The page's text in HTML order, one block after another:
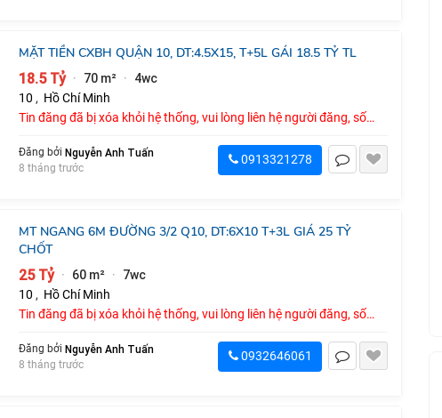
MẶT TIỀN CXBH QUẬN 10, DT:4.5X15, T+5L GÁI 18.5 TỶ TL
18.5 Tỷ · 70 m² · 4wc
10 , Hồ Chí Minh
Tin đăng đã bị xóa khỏi hệ thống, vui lòng liên hệ người đăng, số
Đăng bởi Nguyễn Anh Tuấn
8 tháng trước
0913321278
MT NGANG 6M ĐƯỜNG 3/2 Q10, DT:6X10 T+3L GIÁ 25 TỶ
CHỐT
25 Tỷ · 60 m² · 7wc
10 , Hồ Chí Minh
Tin đăng đã bị xóa khỏi hệ thống, vui lòng liên hệ người đăng, số
Đăng bởi Nguyễn Anh Tuấn
8 tháng trước
0932646061